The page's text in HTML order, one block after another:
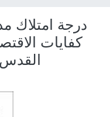
درجة امتلاك
كفايات